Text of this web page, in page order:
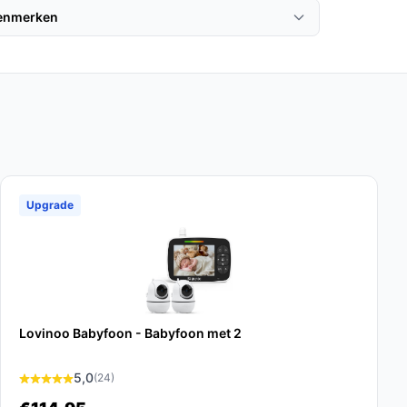
Upgrade
Lovinoo Babyfoon - Babyfoon met 2
5,0(24)